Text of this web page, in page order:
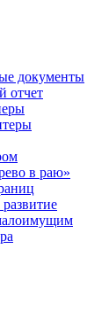
документы
отчет
в раю»